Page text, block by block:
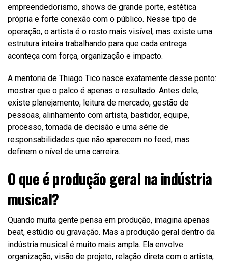
empreendedorismo, shows de grande porte, estética
própria e forte conexão com o público. Nesse tipo de
operação, o artista é o rosto mais visível, mas existe uma
estrutura inteira trabalhando para que cada entrega
aconteça com força, organização e impacto.
A mentoria de Thiago Tico nasce exatamente desse ponto:
mostrar que o palco é apenas o resultado. Antes dele,
existe planejamento, leitura de mercado, gestão de
pessoas, alinhamento com artista, bastidor, equipe,
processo, tomada de decisão e uma série de
responsabilidades que não aparecem no feed, mas
definem o nível de uma carreira.
O que é produção geral na indústria
musical?
Quando muita gente pensa em produção, imagina apenas
beat, estúdio ou gravação. Mas a produção geral dentro da
indústria musical é muito mais ampla. Ela envolve
organização, visão de projeto, relação direta com o artista,